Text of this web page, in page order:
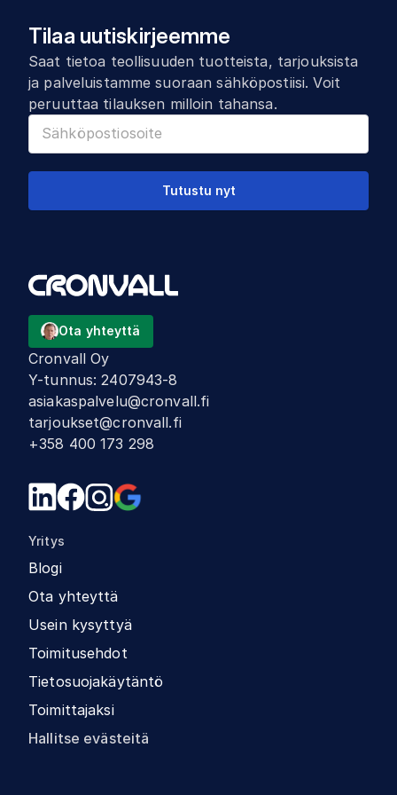
Tilaa uutiskirjeemme
Saat tietoa teollisuuden tuotteista, tarjouksista
ja palveluistamme suoraan sähköpostiisi. Voit
peruuttaa tilauksen milloin tahansa.
Tutustu nyt
Ota yhteyttä
Cronvall Oy
Y-tunnus:2407943-8
asiakaspalvelu@cronvall.fi
tarjoukset@cronvall.fi
+358 400 173 298
Yritys
Blogi
Ota yhteyttä
Usein kysyttyä
Toimitusehdot
Tietosuojakäytäntö
Toimittajaksi
Hallitse evästeitä